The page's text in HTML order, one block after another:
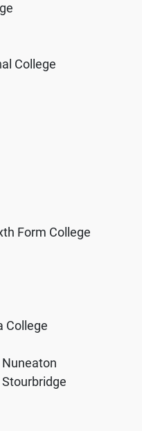
College
Form College
College
Nuneaton
Stourbridge